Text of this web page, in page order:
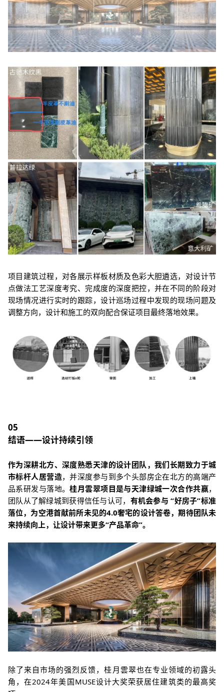
项目建筑过程，对各展示样板材质及色彩大胆遴选，对设计节
点做法工艺深度考究、完成度的深度把控，并在不同的阶段对
现场情况进行实时的跟踪，设计巡场过程中发现的现场问题及
调整方向，设计和施工的双向配合保证项目最终落地效果。
05
结语——设计持续引领
作为深耕北方、深度熟悉天津的设计团队，我们长期致力于城
市标杆人居营造，并深度参与到多个头部房企在北方的高端产
品系研发与落地。桂月雲翠项目是与天津绿城一次合作共赢，
团队从了解绿城到获得信任与认可， 有机会参与 “好房子”标准
落位，为空港首献前所未见的4.0奢宅的设计答卷，期待团队未
来持续向上，让设计带来更多“产品革命”。
除了来自市场的强烈反馈，桂月雲翠也在专业领域的初露头
角，在2024年美国MUSE设计大奖荣获居住建筑类的最高奖